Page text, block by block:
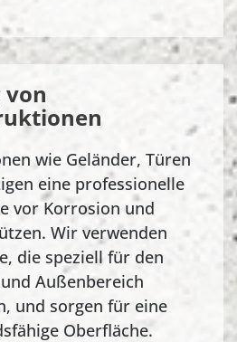
von
wie Geländer, Türen
eine professionelle
vor Korrosion und
Wir verwenden
die speziell für den
Außenbereich
und sorgen für eine
Oberfläche.